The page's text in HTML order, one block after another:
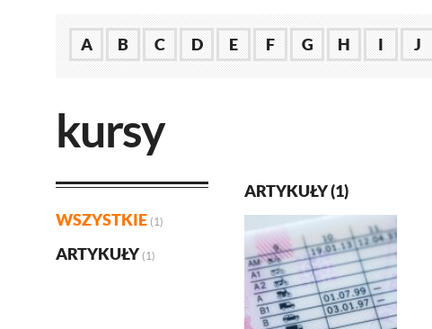
A B C D E F G H I J
kursy
WSZYSTKIE (1)
ARTYKUŁY (1)
ARTYKUŁY (1)